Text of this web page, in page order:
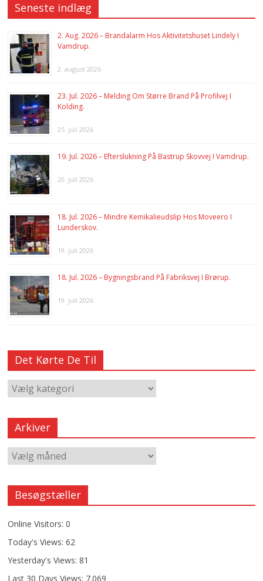
Seneste indlæg
2. Aug. 2026 – Brandalarm Hos Aktivitetshuset Lindely I
Vamdrup.
2. august 2026
23. Jul. 2026 – Melding Om Større Brand På Profilvej I
Kolding.
25. juli 2026
19. Jul. 2026 – Efterslukning På Bastrup Skovvej I Vamdrup.
20. juli 2026
18. Jul. 2026 – Mindre Kemikalieudslip Hos Moveero I
Lunderskov.
19. juli 2026
18. Jul. 2026 – Bygningsbrand På Fabriksvej I Brørup.
19. juli 2026
Det Kørte De Til
Arkiver
Besøgstæller
Online Visitors:0
Today's Views:62
Yesterday's Views:81
Last 30 Days Views: 7.069